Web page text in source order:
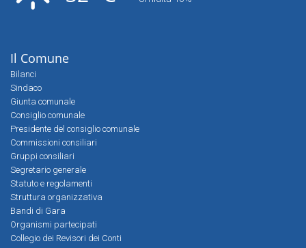
Il Comune
Bilanci
Sindaco
Giunta comunale
Consiglio comunale
Presidente del consiglio comunale
Commissioni consiliari
Gruppi consiliari
Segretario generale
Statuto e regolamenti
Struttura organizzativa
Bandi di Gara
Organismi partecipati
Collegio dei Revisori dei Conti